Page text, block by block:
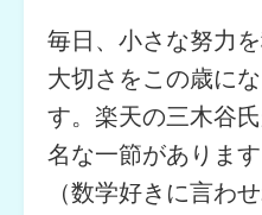
毎日、小さな努力
大切さをこの歳に
す。楽天の三木谷
名な一節がありま
（数学好きに言わ